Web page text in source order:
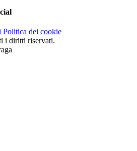
Politica dei cookie
i diritti riservati.